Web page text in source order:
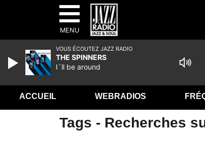
MENU
ACCUEIL WEBRADIOS
Tags - Recherches
VOUS ÉCOUTEZ JAZZ RADIO
THE SPINNERS
I´ll be around